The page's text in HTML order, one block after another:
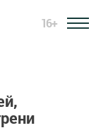
16+